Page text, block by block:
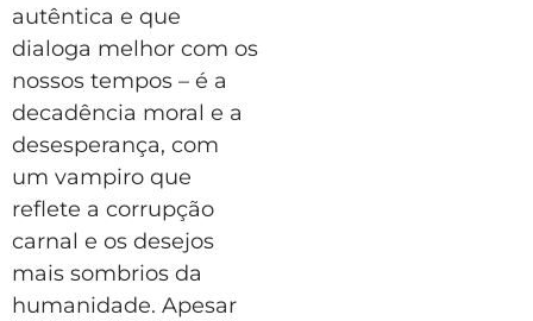
autêntica e que
dialoga melhor com os
nossos tempos – é a
decadência moral e a
desesperança, com
um vampiro que
reflete a corrupção
carnal e os desejos
mais sombrios da
humanidade. Apesar